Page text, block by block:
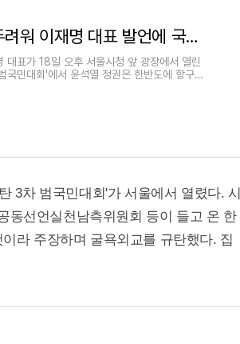
자위대 한반도 진주 두려워 이재명 대표 발언에 국민의힘이 한 말
대표가 18일 오후 서울시청 앞 광장에서 열린
국민대회'에서 윤석열 정권은 한반도에 항구적
3차 범국민대회'가 서울에서 열렸다. 시
동선언실천남측위원회 등이 들고 온 한
라 주장하며 굴욕외교를 규탄했다. 집